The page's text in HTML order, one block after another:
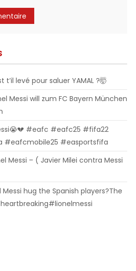
t’il levé pour saluer YAMAL ?🤯
Messi will zum FC Bayern München
#eafc #eafc25 #fifa22
#easportsfifa
Messi – ( Javier Milei contra Messi
Messi hug the Spanish players?The